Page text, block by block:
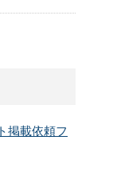
掲載依頼フ